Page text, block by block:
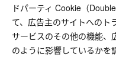
ドパーティ Cookie（
て、広告主のサイトへのト
サービスのその他の機能、
のように影響しているかを